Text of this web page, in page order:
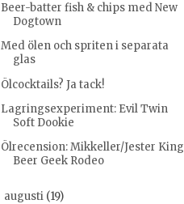
Beer-batter fish & chips med New
Dogtown
Med ölen och spriten i separata
glas
Ölcocktails? Ja tack!
Lagringsexperiment: Evil Twin
Soft Dookie
Ölrecension: Mikkeller/Jester King
Beer Geek Rodeo
augusti (19)